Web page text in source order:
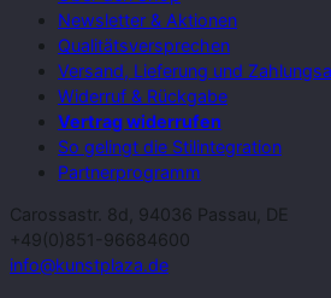
Newsletter & Aktionen
Qualitätsversprechen
Versand, Lieferung und
Widerruf & Rückgabe
Vertrag widerrufen
So gelingt die Stilintegration
Partnerprogramm
Carossastr. 8d, 94036 Passau, DE
+49(0)851-96684600
info@kunstplaza.de